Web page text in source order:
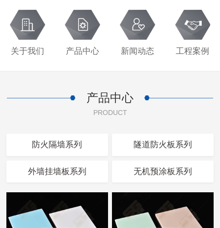
关于我们 产品中心 新闻动态 工程案例
产品中心
PRODUCT
防火隔墙系列 隧道防火板系列
外墙挂墙板系列 无机预涂板系列